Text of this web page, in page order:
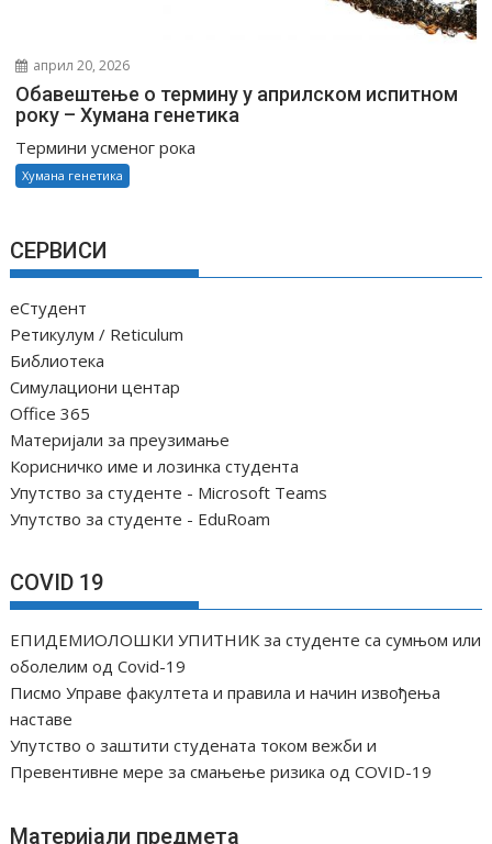
април 20, 2026
Обавештење о термину у априлском испитном
року – Хумана генетика
Термини усменог рока
Хумана генетика
СЕРВИСИ
еСтудент
Ретикулум / Reticulum
Библиотека
Симулациони центар
Office 365
Материјали за преузимање
Корисничко име и лозинка студента
Упутство за студенте - Microsoft Teams
Упутство за студенте - EduRoam
COVID 19
ЕПИДЕМИОЛОШКИ УПИТНИК за студенте са сумњом или
оболелим од Covid-19
Писмо Управе факултета и правила и начин извођења
наставе
Упутство о заштити студената током вежби и
Превентивне мере за смањење ризика од COVID-19
Материјали предмета